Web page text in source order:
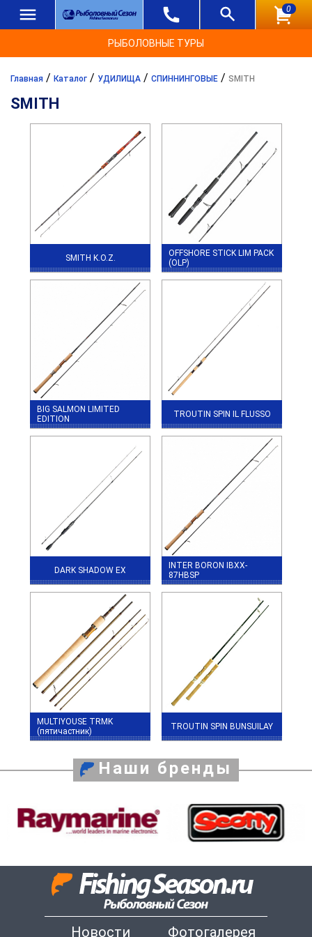
0
РЫБОЛОВНЫЕ ТУРЫ
Главная / Каталог / УДИЛИЩА / СПИННИНГОВЫЕ / SMITH
SMITH
SMITH K.O.Z.
OFFSHORE STICK LIM PACK
(OLP)
BIG SALMON LIMITED
EDITION
TROUTIN SPIN IL FLUSSO
DARK SHADOW EX
INTER BORON IBXX-
87HBSP
MULTIYOUSE TRMK
(пятичастник)
TROUTIN SPIN BUNSUILAY
Наши бренды
Новости Фотогалерея